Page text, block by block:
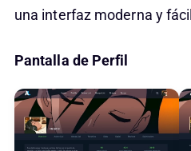
una interfaz moderna y
Pantalla de Perfil